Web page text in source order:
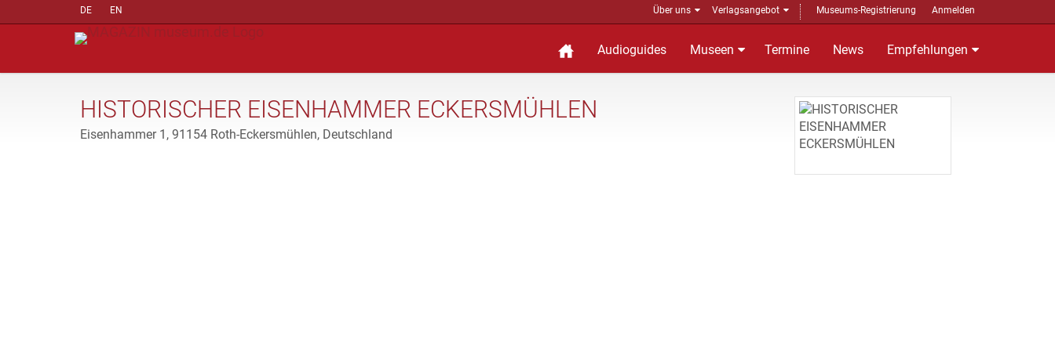
DE EN Über uns Verlagsangebot Museums-Registrierung Anmelden
Audioguides Museen Termine News Empfehlungen
HISTORISCHER EISENHAMMER ECKERSMÜHLEN
Eisenhammer 1, 91154 Roth-Eckersmühlen, Deutschland